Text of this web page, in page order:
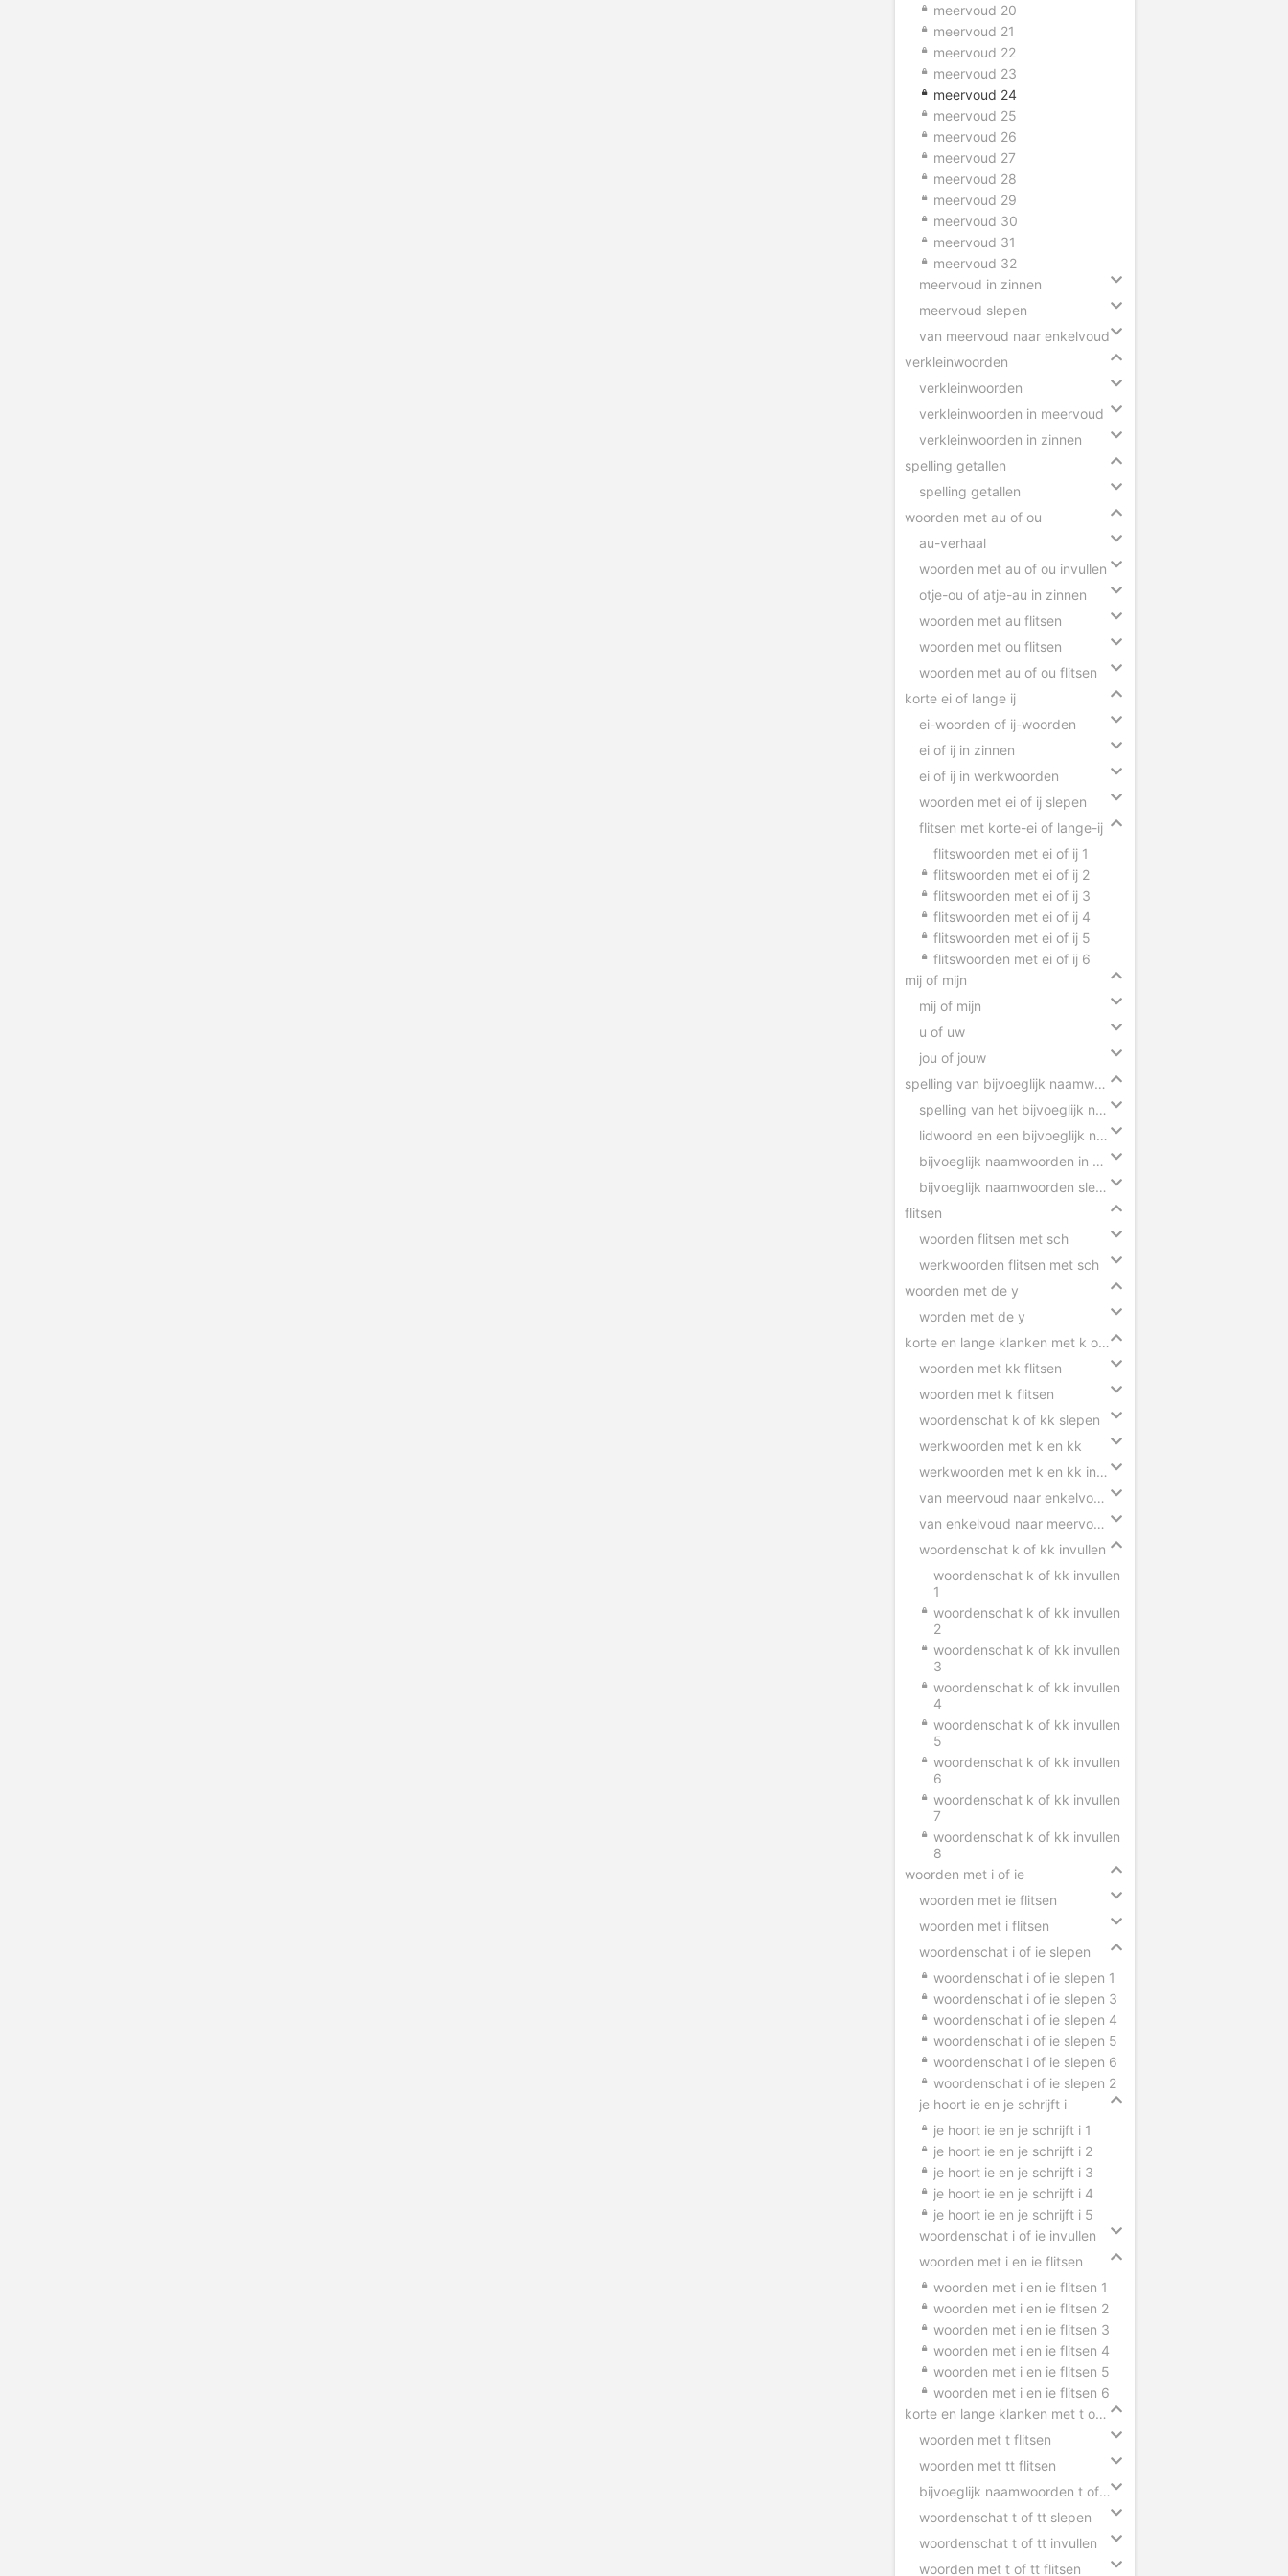
meervoud 20
meervoud 21
meervoud 22
meervoud 23
meervoud 24
meervoud 25
meervoud 26
meervoud 27
meervoud 28
meervoud 29
meervoud 30
meervoud 31
meervoud 32
meervoud in zinnen
meervoud slepen
van meervoud naar enkelvoud
verkleinwoorden
verkleinwoorden
verkleinwoorden in meervoud
verkleinwoorden in zinnen
spelling getallen
spelling getallen
woorden met au of ou
au-verhaal
woorden met au of ou invullen
otje-ou of atje-au in zinnen
woorden met au flitsen
woorden met ou flitsen
woorden met au of ou flitsen
korte ei of lange ij
ei-woorden of ij-woorden
ei of ij in zinnen
ei of ij in werkwoorden
woorden met ei of ij slepen
flitsen met korte-ei of lange-ij
flitswoorden met ei of ij 1
flitswoorden met ei of ij 2
flitswoorden met ei of ij 3
flitswoorden met ei of ij 4
flitswoorden met ei of ij 5
flitswoorden met ei of ij 6
mij of mijn
mij of mijn
u of uw
jou of jouw
spelling van bijvoeglijk naamwoorden
spelling van het bijvoeglijk naamwoord
lidwoord en een bijvoeglijk naamwoord
bijvoeglijk naamwoorden in zinnen
bijvoeglijk naamwoorden slepen
flitsen
woorden flitsen met sch
werkwoorden flitsen met sch
woorden met de y
worden met de y
korte en lange klanken met k of kk
woorden met kk flitsen
woorden met k flitsen
woordenschat k of kk slepen
werkwoorden met k en kk
werkwoorden met k en kk invullen
van meervoud naar enkelvoud k en kk
van enkelvoud naar meervoud k en kk
woordenschat k of kk invullen
woordenschat k of kk invullen
1
woordenschat k of kk invullen
2
woordenschat k of kk invullen
3
woordenschat k of kk invullen
4
woordenschat k of kk invullen
5
woordenschat k of kk invullen
6
woordenschat k of kk invullen
7
woordenschat k of kk invullen
8
woorden met i of ie
woorden met ie flitsen
woorden met i flitsen
woordenschat i of ie slepen
woordenschat i of ie slepen 1
woordenschat i of ie slepen 3
woordenschat i of ie slepen 4
woordenschat i of ie slepen 5
woordenschat i of ie slepen 6
woordenschat i of ie slepen 2
je hoort ie en je schrijft i
je hoort ie en je schrijft i 1
je hoort ie en je schrijft i 2
je hoort ie en je schrijft i 3
je hoort ie en je schrijft i 4
je hoort ie en je schrijft i 5
woordenschat i of ie invullen
woorden met i en ie flitsen
woorden met i en ie flitsen 1
woorden met i en ie flitsen 2
woorden met i en ie flitsen 3
woorden met i en ie flitsen 4
woorden met i en ie flitsen 5
woorden met i en ie flitsen 6
korte en lange klanken met t of tt
woorden met t flitsen
woorden met tt flitsen
bijvoeglijk naamwoorden t of tt
woordenschat t of tt slepen
woordenschat t of tt invullen
woorden met t of tt flitsen